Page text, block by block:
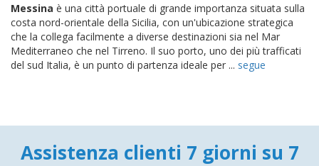
Messina è una città portuale di grande importanza situata sulla
costa nord-orientale della Sicilia, con un'ubicazione strategica
che la collega facilmente a diverse destinazioni sia nel Mar
Mediterraneo che nel Tirreno. Il suo porto, uno dei più trafficati
del sud Italia, è un punto di partenza ideale per ... segue
Assistenza clienti 7 giorni su 7